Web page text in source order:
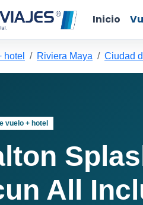
Inicio
hotel Riviera Maya Ciudad
vuelo + hotel
All